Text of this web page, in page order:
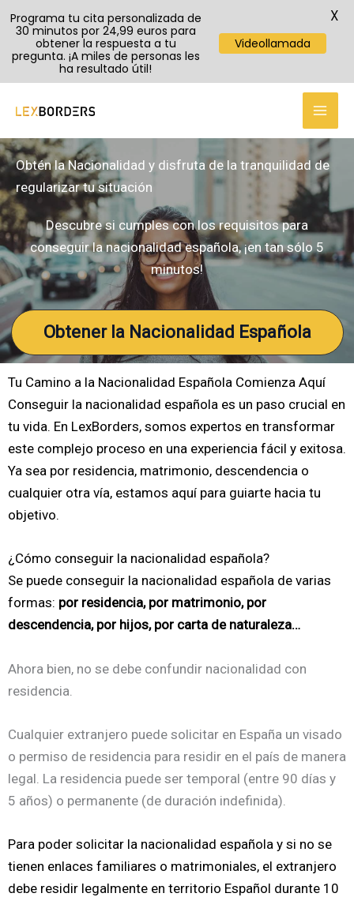
contenido
Obtén la Nacionalidad y disfruta de la tranquilidad de
regularizar tu situación
Descubre si cumples con los requisitos para
conseguir la nacionalidad española, ¡en tan sólo 5
minutos!
Obtener la Nacionalidad Española
Tu Camino a la Nacionalidad Española Comienza Aquí
Conseguir la nacionalidad española es un paso crucial en
tu vida. En LexBorders, somos expertos en transformar
este complejo proceso en una experiencia fácil y exitosa.
Ya sea por residencia, matrimonio, descendencia o
cualquier otra vía, estamos aquí para guiarte hacia tu
objetivo.
¿Cómo conseguir la nacionalidad española?
Se puede conseguir la nacionalidad española de varias
formas: por residencia, por matrimonio, por
descendencia, por hijos, por carta de naturaleza…
Ahora bien, no se debe confundir nacionalidad con
residencia.
Cualquier extranjero puede solicitar en España un visado
o permiso de residencia para residir en el país de manera
legal. La residencia puede ser temporal (entre 90 días y
5 años) o permanente (de duración indefinida).
Para poder solicitar la nacionalidad española y si no se
tienen enlaces familiares o matrimoniales, el extranjero
debe residir legalmente en territorio Español durante 10
Programa tu cita personalizada de
30 minutos por 24,99 euros para
obtener la respuesta a tu
pregunta. ¡A miles de personas les
ha resultado útil!
Videollamada
X